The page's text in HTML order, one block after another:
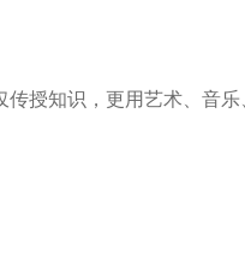
授知识，更用艺术、音